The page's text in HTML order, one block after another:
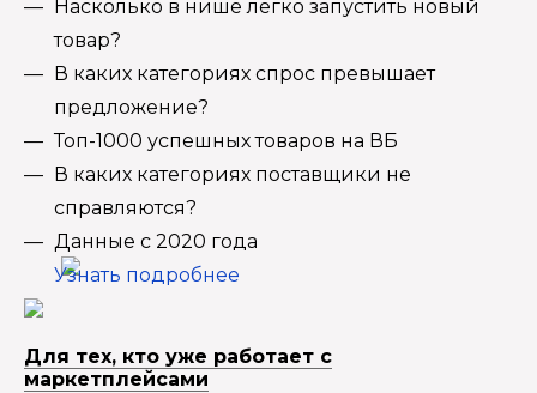
Насколько в нише легко запустить новый
товар?
В каких категориях спрос превышает
предложение?
Топ-1000 успешных товаров на ВБ
В каких категориях поставщики не
справляются?
Данные с 2020 года
Узнать подробнее
Для тех, кто уже работает с
маркетплейсами